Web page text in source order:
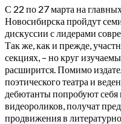
С 22 по 27 марта на
Новосибирска пройдут
дискуссии с лидерами
Так же, как и прежде,
секциях, – но круг
расширится. Помимо
поэтического театра и
дебютанты попробуют себя
видеороликов, получат
продвижения в